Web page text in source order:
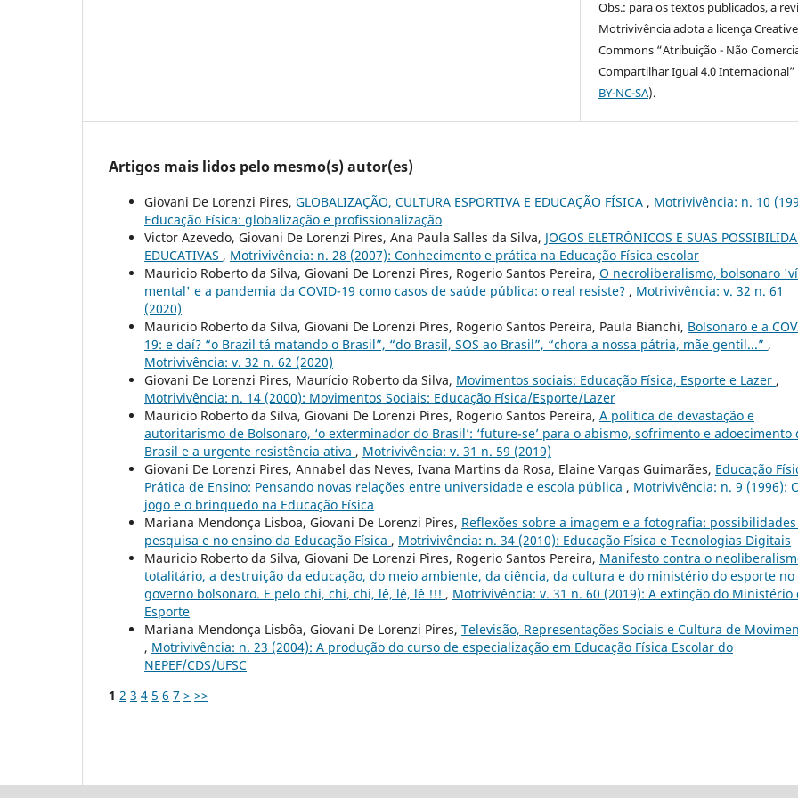
Obs.: para os textos publicados, a
Motrivivência adota a licença Creative
Commons “Atribuição - Não
Compartilhar Igual 4.0 Internacional”
BY-NC-SA).
Artigos mais lidos pelo mesmo(s) autor(es)
Giovani De Lorenzi Pires, GLOBALIZAÇÃO, CULTURA ESPORTIVA E EDUCAÇÃO FÍSICA , Motrivivência: n. 10
Educação Física: globalização e profissionalização
Victor Azevedo, Giovani De Lorenzi Pires, Ana Paula Salles da Silva, JOGOS ELETRÔNICOS E SUAS
EDUCATIVAS , Motrivivência: n. 28 (2007): Conhecimento e prática na Educação Física escolar
Mauricio Roberto da Silva, Giovani De Lorenzi Pires, Rogerio Santos Pereira, O necroliberalismo, bolsonaro
mental' e a pandemia da COVID-19 como casos de saúde pública: o real resiste? , Motrivivência: v. 32 n. 61
(2020)
Mauricio Roberto da Silva, Giovani De Lorenzi Pires, Rogerio Santos Pereira, Paula Bianchi, Bolsonaro e a
19: e daí? “o Brazil tá matando o Brasil”, “do Brasil, SOS ao Brasil”, “chora a nossa pátria, mãe gentil...” ,
Motrivivência: v. 32 n. 62 (2020)
Giovani De Lorenzi Pires, Maurício Roberto da Silva, Movimentos sociais: Educação Física, Esporte e Lazer ,
Motrivivência: n. 14 (2000): Movimentos Sociais: Educação Física/Esporte/Lazer
Mauricio Roberto da Silva, Giovani De Lorenzi Pires, Rogerio Santos Pereira, A política de devastação e
autoritarismo de Bolsonaro, ‘o exterminador do Brasil’: ‘future-se’ para o abismo, sofrimento e adoecimento
Brasil e a urgente resistência ativa , Motrivivência: v. 31 n. 59 (2019)
Giovani De Lorenzi Pires, Annabel das Neves, Ivana Martins da Rosa, Elaine Vargas Guimarães, Educação
Prática de Ensino: Pensando novas relações entre universidade e escola pública , Motrivivência: n. 9 (1996):
jogo e o brinquedo na Educação Física
Mariana Mendonça Lisboa, Giovani De Lorenzi Pires, Reflexões sobre a imagem e a fotografia:
pesquisa e no ensino da Educação Física , Motrivivência: n. 34 (2010): Educação Física e Tecnologias Digitais
Mauricio Roberto da Silva, Giovani De Lorenzi Pires, Rogerio Santos Pereira, Manifesto contra o
totalitário, a destruição da educação, do meio ambiente, da ciência, da cultura e do ministério do esporte no
governo bolsonaro. E pelo chi, chi, chi, lê, lê, lê !!! , Motrivivência: v. 31 n. 60 (2019): A extinção do Ministério
Esporte
Mariana Mendonça Lisbôa, Giovani De Lorenzi Pires, Televisão, Representações Sociais e Cultura de
, Motrivivência: n. 23 (2004): A produção do curso de especialização em Educação Física Escolar do
NEPEF/CDS/UFSC
1 2 3 4 5 6 7 > >>